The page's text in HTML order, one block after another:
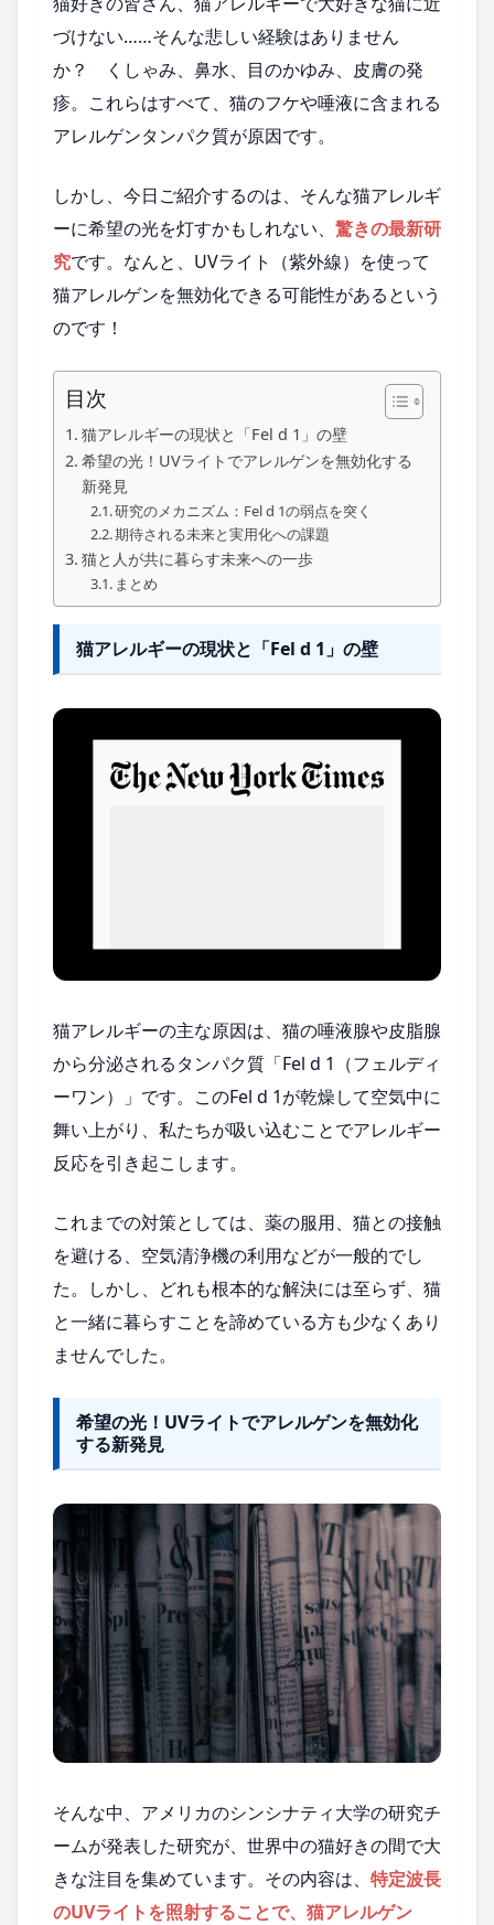
づけない……そんな悲しい経験はありません
か？ くしゃみ、鼻水、目のかゆみ、皮膚の発
疹。これらはすべて、猫のフケや唾液に含まれる
アレルゲンタンパク質が原因です。
しかし、今日ご紹介するのは、そんな猫アレルギ
ーに希望の光を灯すかもしれない、 驚きの最新研
究です。なんと、UVライト（紫外線）を使って
猫アレルゲンを無効化できる可能性があるという
のです！
目次
猫アレルギーの現状と「Fel d 1」の壁
希望の光！UVライトでアレルゲンを無効化する
新発見
研究のメカニズム：Fel d 1の弱点を突く
期待される未来と実用化への課題
猫と人が共に暮らす未来への一歩
まとめ
猫アレルギーの現状と「Fel d 1」の壁
猫アレルギーの主な原因は、猫の唾液腺や皮脂腺
から分泌されるタンパク質「Fel d 1（フェルディ
ーワン）」です。このFel d 1が乾燥して空気中に
舞い上がり、私たちが吸い込むことでアレルギー
反応を引き起こします。
これまでの対策としては、薬の服用、猫との接触
を避ける、空気清浄機の利用などが一般的でし
た。しかし、どれも根本的な解決には至らず、猫
と一緒に暮らすことを諦めている方も少なくあり
ませんでした。
希望の光！UVライトでアレルゲンを無効化
する新発見
そんな中、アメリカのシンシナティ大学の研究チ
ームが発表した研究が、世界中の猫好きの間で大
きな注目を集めています。その内容は、 特定波長
のUVライトを照射することで、猫アレルゲン